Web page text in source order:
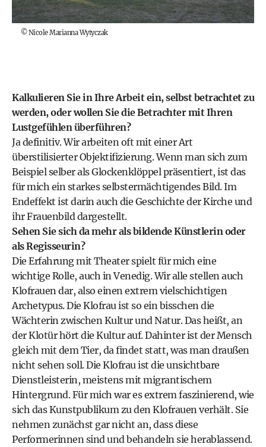
©Nicole Marianna Wytyczak
Kalkulieren Sie in Ihre Arbeit ein, selbst betrachtet zu
werden, oder wollen Sie die Betrachter mit Ihren
Lustgefühlen überführen?
Ja definitiv. Wir arbeiten oft mit einer Art
überstilisierter Objektifizierung. Wenn man sich zum
Beispiel selber als Glockenklöppel präsentiert, ist das
für mich ein starkes selbstermächtigendes Bild. Im
Endeffekt ist darin auch die Geschichte der Kirche und
ihr Frauenbild dargestellt.
Sehen Sie sich da mehr als bildende Künstlerin oder
als Regisseurin?
Die Erfahrung mit Theater spielt für mich eine
wichtige Rolle, auch in Venedig. Wir alle stellen auch
Klofrauen dar, also einen extrem vielschichtigen
Archetypus. Die Klofrau ist so ein bisschen die
Wächterin zwischen Kultur und Natur. Das heißt, an
der Klotür hört die Kultur auf. Dahinter ist der Mensch
gleich mit dem Tier, da findet statt, was man draußen
nicht sehen soll. Die Klo­frau ist die unsichtbare
Dienstleisterin, meistens mit migrantischem
Hintergrund. Für mich war es extrem faszinierend, wie
sich das Kunstpublikum zu den Klofrauen verhält. Sie
nehmen zunächst gar nicht an, dass diese
Performerinnen sind und behandeln sie herablassend.